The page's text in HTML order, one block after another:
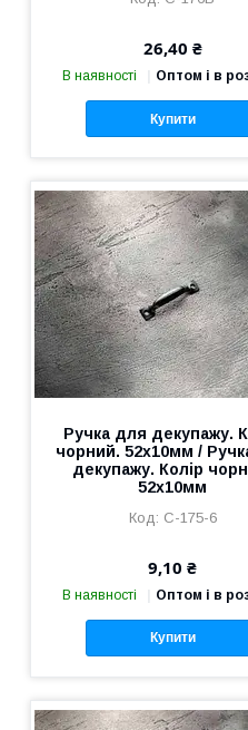
26,40 ₴
В наявності Оптом і в
Купити
Ручка для декупажу.
чорний. 52х10мм /
декупажу. Колір
52х10мм
C-175-6
9,10 ₴
В наявності Оптом і в
Купити